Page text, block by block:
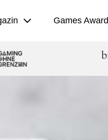
Games Award